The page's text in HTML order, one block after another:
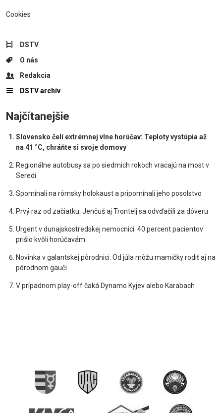
Cookies
DSTV
O nás
Redakcia
DSTV archív
Najčítanejšie
Slovensko čelí extrémnej vlne horúčav: Teploty vystúpia až
na 41 °C, chráňte si svoje domovy
Regionálne autobusy sa po siedmich rokoch vracajú na most v
Seredi
Spomínali na rómsky holokaust a pripomínali jeho posolstvo
Prvý raz od začiatku: Jenčuš aj Trontelj sa odvďačili za dôveru
Urgent v dunajskostredskej nemocnici: 40 percent pacientov
prišlo kvôli horúčavám
Novinka v galantskej pôrodnici: Od júla môžu mamičky rodiť aj na
pôrodnom gauči
V prípadnom play-off čaká Dynamo Kyjev alebo Karabach